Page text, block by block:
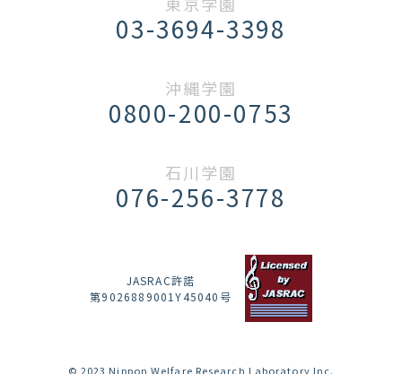
03-3694-3398
沖縄学園
0800-200-0753
石川学園
076-256-3778
JASRAC許諾
第9026889001Y45040号
© 2023 Nippon Welfare Research Laboratory Inc.